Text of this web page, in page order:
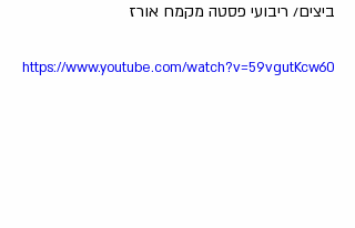
ביצים/ ריבועי פסטה מקמח אורז
https://www.youtube.com/watch?v=59vgutKcw60